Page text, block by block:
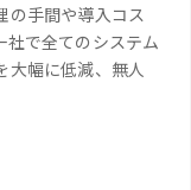
の手間や導入コス
社で全てのシステム
大幅に低減、無人